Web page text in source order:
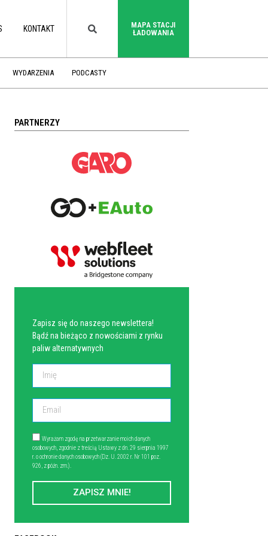
KONTAKT
MAPA STACJI
ŁADOWANIA
WYDARZENIA PODCASTY
PARTNERZY
Zapisz się do naszego newslettera!
Bądź na bieżąco z nowościami z rynku
paliw alternatywnych
Wyrażam zgodę na przetwarzanie moich danych
osobowych, zgodnie z treścią Ustawy z dn. 29 sierpnia 1997
r. o ochronie danych osobowych (Dz. U. 2002 r. Nr 101 poz.
926, z późn. zm.).
ZAPISZ MNIE!